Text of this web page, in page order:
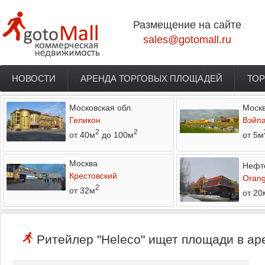
Размещение на сайте
sales@gotomall.ru
Главное меню
НОВОСТИ АРЕНДА ТОРГОВЫХ ПЛОЩАДЕЙ
Московская обл.
Геликон
от 40м2 до 100м2
от 5м
Москва
Крестовский
от 32м2
от
Ритейлер "Heleco" ищет площади в